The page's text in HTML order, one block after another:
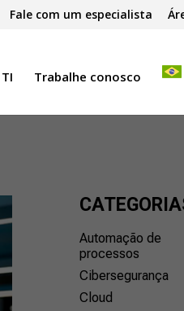
Fale com um especialista
Trabalhe conosco
Automação de
processos
Cibersegurança
Cloud